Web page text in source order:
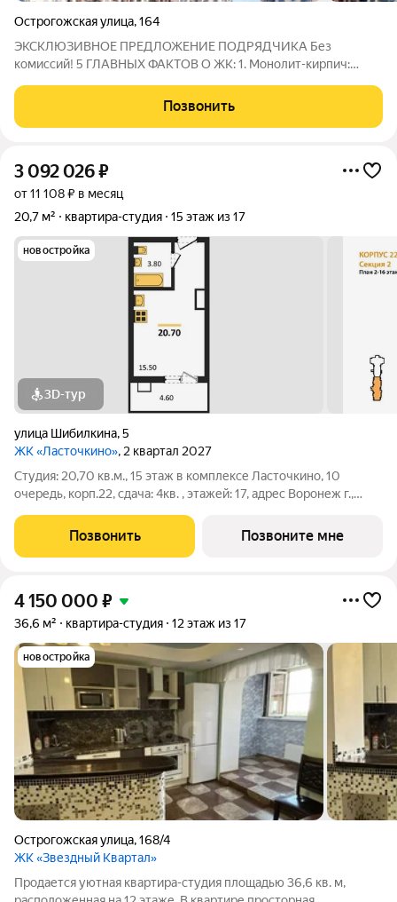
Острогожская улица,164
ЭКСКЛЮЗИВНОЕ ПРЕДЛОЖЕНИЕ ПОДРЯДЧИКА Без
комиссий! 5 ГЛАВНЫХ ФАКТОВ О ЖК: 1. Монолит-кирпич:
отличной шумоизоляцией и долговечным фасадом. 2. Своя
котельная: Автономное отопление гарантирует
Позвонить
3 092 026₽
от 11 108 ₽ в месяц
20,7 м²
квартира-студия 15 этаж из 17
новостройка
3D-тур
улица Шибилкина,5
ЖК «Ласточкино», 2 квартал 2027
Студия: 20,70 кв.м., 15 этаж в комплексе Ласточкино, 10
очередь, корп.22, сдача: 4кв. , этажей: 17, адрес Воронеж г.,
Позвонить Позвоните мне
4 150 000 ₽
36,6 м² квартира-студия 12 этаж из 17
новостройка
Острогожская улица,168/4
ЖК «Звездный Квартал»
Продается уютная квартира-студия площадью 36,6 кв. м,